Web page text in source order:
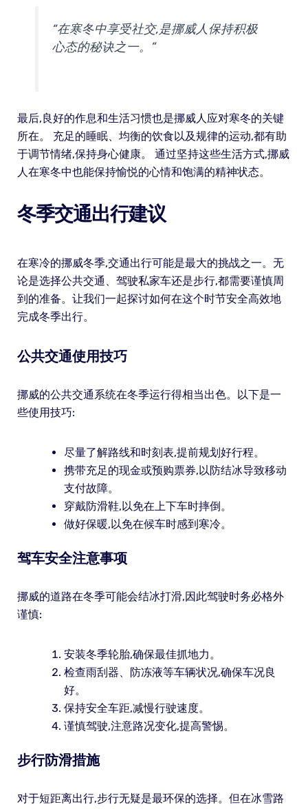
“在寒冬中享受社交,是挪威人保持积极
心态的秘诀之一。”
最后,良好的作息和生活习惯也是挪威人应对寒冬的关键
所在。 充足的睡眠、均衡的饮食以及规律的运动,都有助
于调节情绪,保持身心健康。 通过坚持这些生活方式,挪威
人在寒冬中也能保持愉悦的心情和饱满的精神状态。
冬季交通出行建议
在寒冷的挪威冬季,交通出行可能是最大的挑战之一。无
论是选择公共交通、驾驶私家车还是步行,都需要谨慎周
到的准备。让我们一起探讨如何在这个时节安全高效地
完成冬季出行。
公共交通使用技巧
挪威的公共交通系统在冬季运行得相当出色。以下是一
些使用技巧:
尽量了解路线和时刻表,提前规划好行程。
携带充足的现金或预购票券,以防结冰导致移动
支付故障。
穿戴防滑鞋,以免在上下车时摔倒。
做好保暖,以免在候车时感到寒冷。
驾车安全注意事项
挪威的道路在冬季可能会结冰打滑,因此驾驶时务必格外
谨慎:
安装冬季轮胎,确保最佳抓地力。
检查雨刮器、防冻液等车辆状况,确保车况良
好。
保持安全车距,减慢行驶速度。
谨慎驾驶,注意路况变化,提高警惕。
步行防滑措施
对于短距离出行,步行无疑是最环保的选择。但在冰雪路